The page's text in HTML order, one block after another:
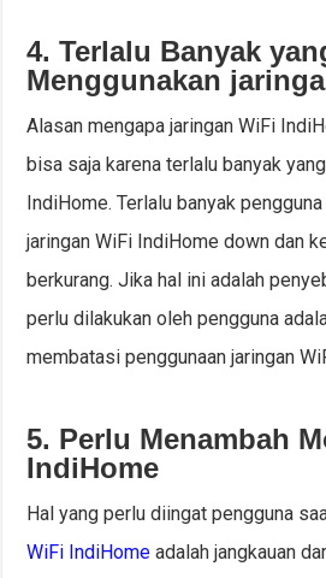
4. Terlalu Banyak
Menggunakan
Alasan mengapa jaringan WiFi
bisa saja karena terlalu banyak
IndiHome. Terlalu banyak
jaringan WiFi IndiHome down dan
berkurang. Jika hal ini adalah
perlu dilakukan oleh pengguna
membatasi penggunaan jaringan
5. Perlu Menambah
IndiHome
Hal yang perlu diingat pengguna
WiFi IndiHome adalah jangkauan